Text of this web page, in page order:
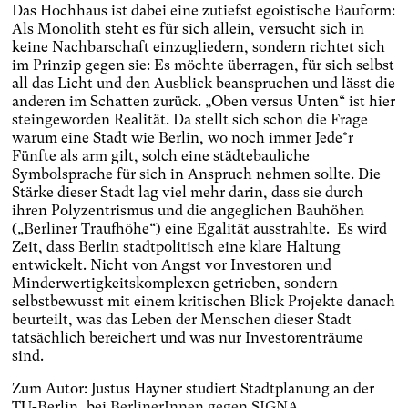
Das Hochhaus ist dabei eine zutiefst egoistische Bauform:
Als Monolith steht es für sich allein, versucht sich in
keine Nachbarschaft einzugliedern, sondern richtet sich
im Prinzip gegen sie: Es möchte überragen, für sich selbst
all das Licht und den Ausblick beanspruchen und lässt die
anderen im Schatten zurück. „Oben versus Unten“ ist hier
steingeworden Realität. Da stellt sich schon die Frage
warum eine Stadt wie Berlin, wo noch immer Jede*r
Fünfte als arm gilt, solch eine städtebauliche
Symbolsprache für sich in Anspruch nehmen sollte. Die
Stärke dieser Stadt lag viel mehr darin, dass sie durch
ihren Polyzentrismus und die angeglichen Bauhöhen
(„Berliner Traufhöhe“) eine Egalität ausstrahlte. Es wird
Zeit, dass Berlin stadtpolitisch eine klare Haltung
entwickelt. Nicht von Angst vor Investoren und
Minderwertigkeitskomplexen getrieben, sondern
selbstbewusst mit einem kritischen Blick Projekte danach
beurteilt, was das Leben der Menschen dieser Stadt
tatsächlich bereichert und was nur Investorenträume
sind.
Zum Autor: Justus Hayner studiert Stadtplanung an der